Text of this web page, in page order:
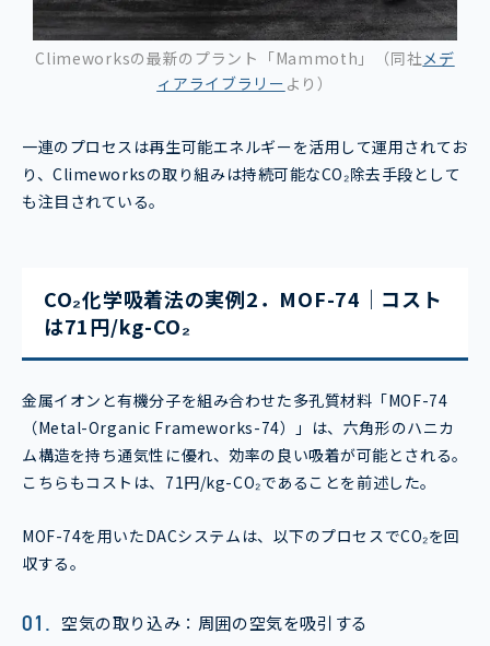
Climeworksの最新のプラント「Mammoth」（同社 メデ
ィアライブラリー より）
一連のプロセスは再生可能エネルギーを活用して運用されてお
り、Climeworksの取り組みは持続可能なCO₂除去手段として
も注目されている。
CO₂化学吸着法の実例2．MOF-74｜コスト
は71円/kg-CO₂
金属イオンと有機分子を組み合わせた多孔質材料「MOF-74
（Metal-Organic Frameworks-74）」は、六角形のハニカ
ム構造を持ち通気性に優れ、効率の良い吸着が可能とされる。
こちらもコストは、71円/kg-CO₂であることを前述した。
MOF-74を用いたDACシステムは、以下のプロセスでCO₂を回
収する。
空気の取り込み：周囲の空気を吸引する